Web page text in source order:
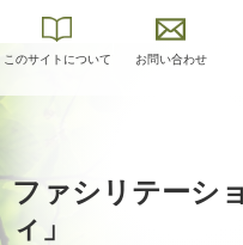
このサイトについて お問い合わせ
ファシリテーシ
ィ」